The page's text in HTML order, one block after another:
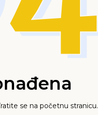
se na početnu stranicu.